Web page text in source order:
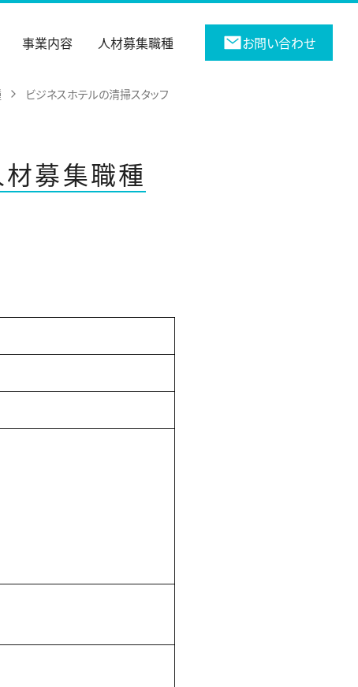
事業内容 人材募集職種 お問い合わせ
材募集職種
ビジネスホテルの清掃スタッフ